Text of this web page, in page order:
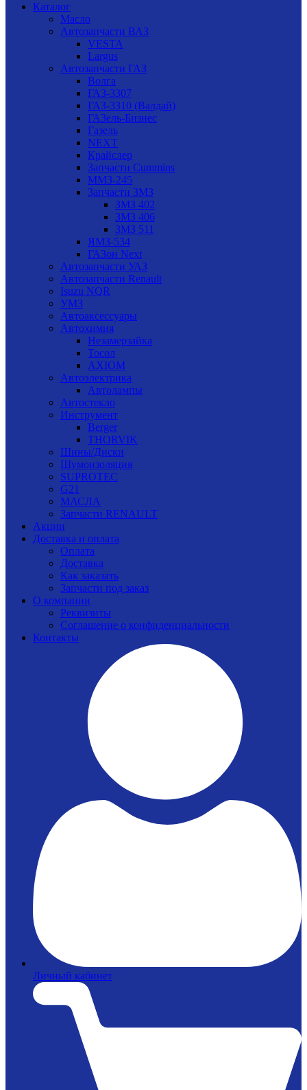
Каталог
Масло
Автозапчасти ВАЗ
VESTA
Largus
Автозапчасти ГАЗ
Волга
ГАЗ-3307
ГАЗ-3310 (Валдай)
ГАЗель-Бизнес
Газель
NEXT
Крайслер
Запчасти Cummins
ММЗ-245
Запчасти ЗМЗ
ЗМЗ 402
ЗМЗ 406
ЗМЗ 511
ЯМЗ-534
ГАЗон Next
Автозапчасти УАЗ
Автозапчасти Renault
Isuzu NQR
УМЗ
Автоаксессуары
Автохимия
Незамерзайка
Тосол
AXIOM
Автоэлектрика
Автолампы
Автостекло
Инструмент
Berger
THORVIK
Шины/Диски
Шумоизоляция
SUPROTEC
G21
МАСЛА
Запчасти RENAULT
Акции
Доставка и оплата
Оплата
Доставка
Как заказать
Запчасти под заказ
О компании
Реквизиты
Соглашение о конфиденциальности
Контакты
Личный кабинет